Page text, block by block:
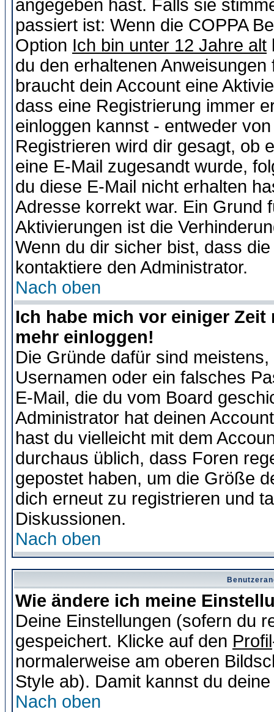
angegeben hast. Falls sie
passiert ist: Wenn die COPPA
Option Ich bin unter 12 Jahre alt
du den erhaltenen
braucht dein Account eine
dass eine Registrierung immer
einloggen kannst - entweder
Registrieren wird dir gesagt, ob
eine E-Mail zugesandt wurde,
du diese E-Mail nicht erhalten
Adresse korrekt war. Ein Grund
Aktivierungen ist die
Wenn du dir sicher bist, dass
kontaktiere den Administrator.
Nach oben
Ich habe mich vor einiger
mehr einloggen!
Die Gründe dafür sind
Usernamen oder ein falsches
E-Mail, die du vom Board
Administrator hat deinen
hast du vielleicht mit dem
durchaus üblich, dass Foren
gepostet haben, um die Größe
dich erneut zu registrieren und
Diskussionen.
Nach oben
Wie ändere ich meine
Deine Einstellungen (sofern du
gespeichert. Klicke auf den Profil
normalerweise am oberen
Style ab). Damit kannst du
Nach oben